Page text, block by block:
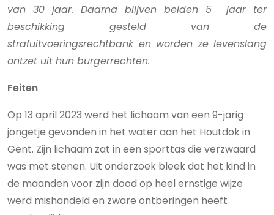
van 30 jaar. Daarna blijven beiden 5 jaar ter
beschikking gesteld van de
strafuitvoeringsrechtbank en worden ze levenslang
ontzet uit hun burgerrechten.
Feiten
Op 13 april 2023 werd het lichaam van een 9-jarig
jongetje gevonden in het water aan het Houtdok in
Gent. Zijn lichaam zat in een sporttas die verzwaard
was met stenen. Uit onderzoek bleek dat het kind in
de maanden voor zijn dood op heel ernstige wijze
werd mishandeld en zware ontberingen heeft